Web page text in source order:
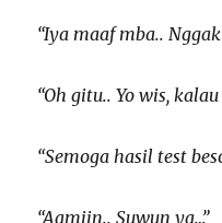
“Iya maaf mba..
“Oh gitu.. Yo wis,
“Semoga hasil test
“Aamiin.. Suwun ya…”